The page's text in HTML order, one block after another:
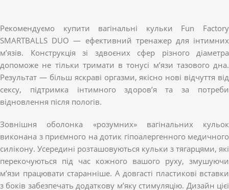
Рекомендуємо купити вагінальні кульки Fun Factory
SMARTBALLS DUO — ефективний тренажер для інтимних
м’язів. Конструкція зі здвоєних сфер різного діаметра
допоможе не тільки тримати в тонусі м’язи тазового дна.
Результат — більш яскраві оргазми, якісно нові відчуття від
сексу, підтримка інтимного здоров’я та за потреби
відновлення після пологів.
Зовнішня оболонка «розумних» вагінальних кульок
виконана з приємного на дотик гіпоалергенного медичного
силікону. Усередині розташовуються кульки з тягарцями, які
перекочуються під час кожного вашого руху, змушуючи
м’язи працювати старанніше. А довгасті пластикові вставки
з боків забезпечать додаткову м’яку стимуляцію. Дизайн цієї